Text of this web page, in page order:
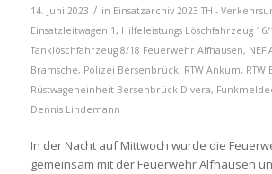
14. Juni 2023 / in Einsatzarchiv 2023 TH -
Einsatzleitwagen 1, Hilfeleistungs Löschfahrzeug 16/
Tanklöschfahrzeug 8/18 Feuerwehr Alfhausen, NEF
Bramsche, Polizei Bersenbrück, RTW Ankum, RTW
Rüstwageneinheit Bersenbrück Divera,
Dennis Lindemann
In der Nacht auf Mittwoch wurde die
gemeinsam mit der Feuerwehr Alfhausen